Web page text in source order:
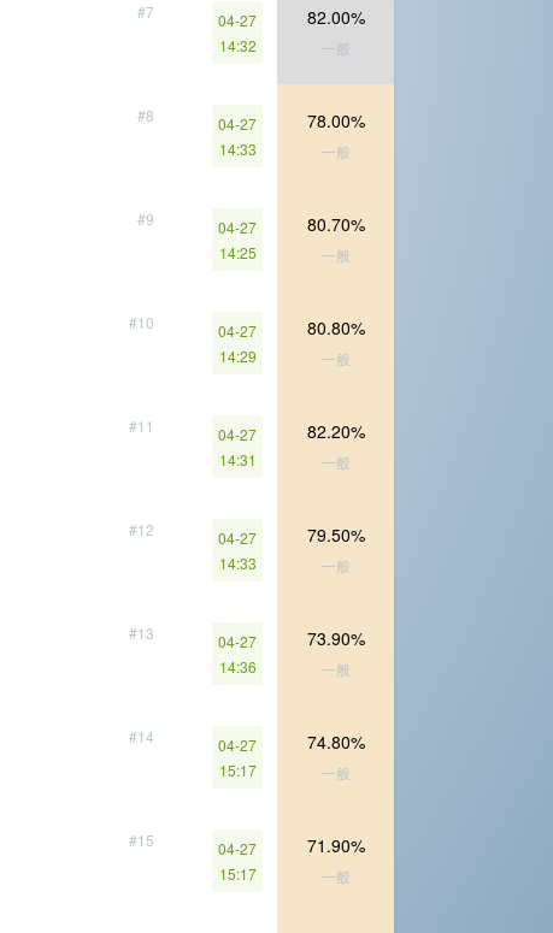
#7
04-27
14:32
82.00%
一般
#8
04-27
14:33
78.00%
一般
#9
04-27
14:25
80.70%
一般
#10
04-27
14:29
80.80%
一般
#11
04-27
14:31
82.20%
一般
#12
04-27
14:33
79.50%
一般
#13
04-27
14:36
73.90%
一般
#14
04-27
15:17
74.80%
一般
#15
04-27
15:17
71.90%
一般